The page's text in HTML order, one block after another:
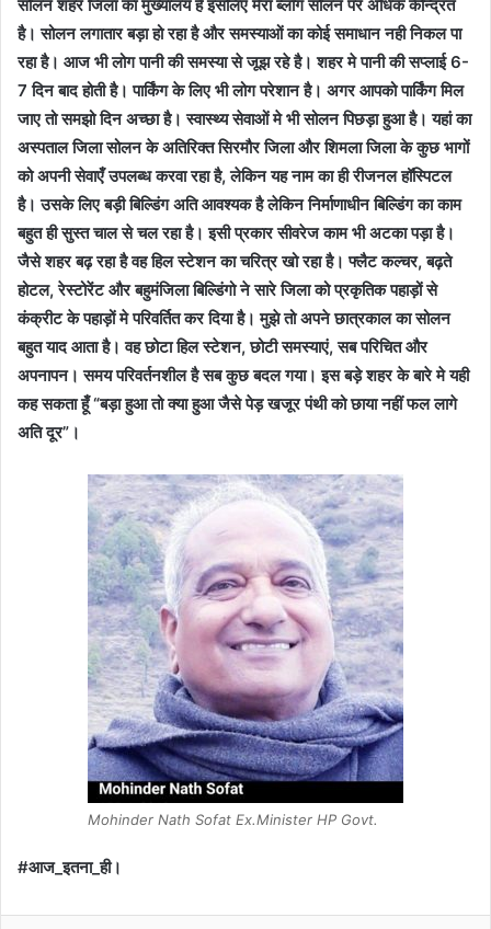
सोलन शहर जिला का मुख्यालय है इसलिए मेरा ब्लॉग सोलन पर अधिक केन्द्रित
है। सोलन लगातार बड़ा हो रहा है और समस्याओं का कोई समाधान नही निकल पा
रहा है। आज भी लोग पानी की समस्या से जूझ रहे है। शहर मे पानी की सप्लाई 6-
7 दिन बाद होती है। पार्किंग के लिए भी लोग परेशान है। अगर आपको पार्किंग मिल
जाए तो समझो दिन अच्छा है। स्वास्थ्य सेवाओं मे भी सोलन पिछड़ा हुआ है। यहां का
अस्पताल जिला सोलन के अतिरिक्त सिरमौर जिला और शिमला जिला के कुछ भागों
को अपनी सेवाएँ उपलब्ध करवा रहा है, लेकिन यह नाम का ही रीजनल हॉस्पिटल
है। उसके लिए बड़ी बिल्डिंग अति आवश्यक है लेकिन निर्माणाधीन बिल्डिंग का काम
बहुत ही सुस्त चाल से चल रहा है। इसी प्रकार सीवरेज काम भी अटका पड़ा है।
जैसे शहर बढ़ रहा है वह हिल स्टेशन का चरित्र खो रहा है। फ्लैट कल्चर, बढ़ते
होटल, रेस्टोरेंट और बहुमंजिला बिल्डिंगो ने सारे जिला को प्रकृतिक पहाड़ों से
कंक्रीट के पहाड़ों मे परिवर्तित कर दिया है। मुझे तो अपने छात्रकाल का सोलन
बहुत याद आता है। वह छोटा हिल स्टेशन, छोटी समस्याएं, सब परिचित और
अपनापन। समय परिवर्तनशील है सब कुछ बदल गया। इस बड़े शहर के बारे मे यही
कह सकता हूँ “बड़ा हुआ तो क्या हुआ जैसे पेड़ खजूर पंथी को छाया नहीं फल लागे
अति दूर”।
Mohinder Nath Sofat Ex.Minister HP Govt.
#आज_इतना_ही।